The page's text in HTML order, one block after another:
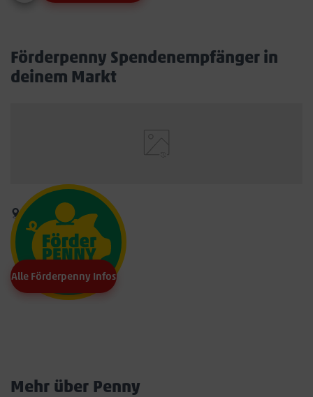
Förderpenny Spendenempfänger in
deinem Markt
Alle Förderpenny Infos
Mehr über Penny